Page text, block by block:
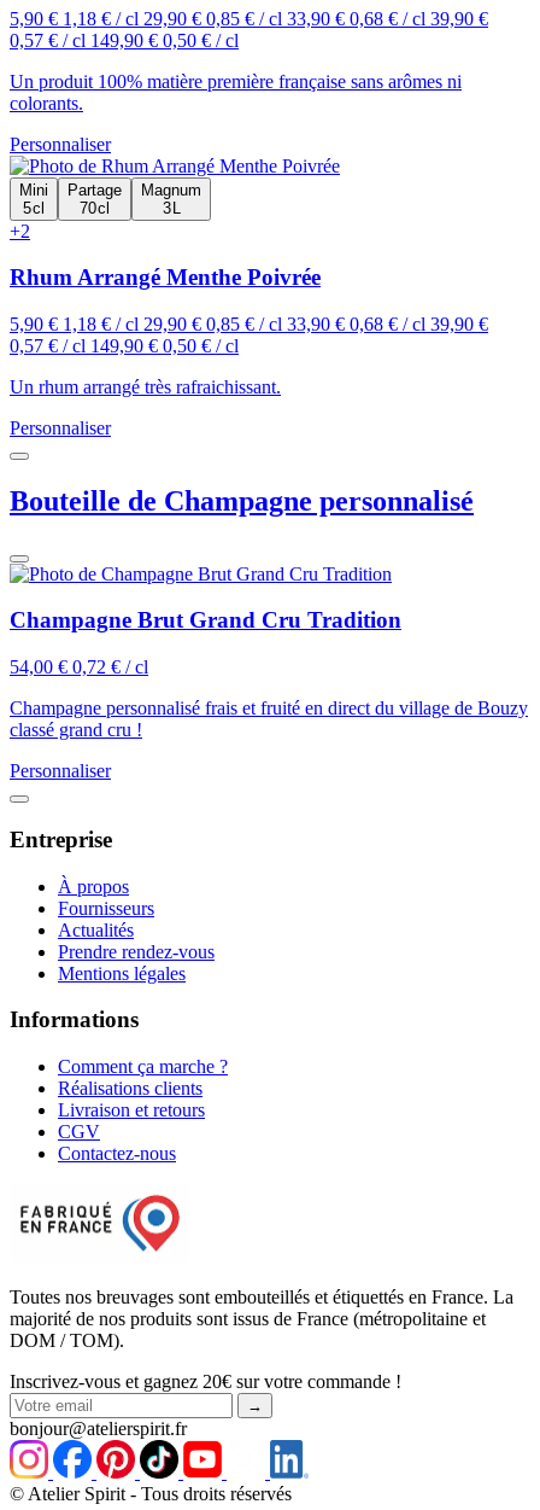
5,90 € 1,18 € / cl 29,90 € 0,85 € / cl 33,90 € 0,68 € / cl 39,90 €
0,57 € / cl 149,90 € 0,50 € / cl
Un produit 100% matière première française sans arômes ni
colorants.
Personnaliser
Mini
5 cl
Partage
70 cl
Magnum
3 L
+2
Rhum Arrangé Menthe Poivrée
5,90 € 1,18 € / cl 29,90 € 0,85 € / cl 33,90 € 0,68 € / cl 39,90 €
0,57 € / cl 149,90 € 0,50 € / cl
Un rhum arrangé très rafraichissant.
Personnaliser
Bouteille de Champagne personnalisé
Champagne Brut Grand Cru Tradition
54,00 € 0,72 € / cl
Champagne personnalisé frais et fruité en direct du village de Bouzy
classé grand cru !
Personnaliser
Entreprise
À propos
Fournisseurs
Actualités
Prendre rendez-vous
Mentions légales
Informations
Comment ça marche ?
Réalisations clients
Livraison et retours
CGV
Contactez-nous
Toutes nos breuvages sont embouteillés et étiquettés en France. La
majorité de nos produits sont issus de France (métropolitaine et
DOM / TOM).
Inscrivez-vous et gagnez 20€ sur votre commande !
→
bonjour@atelierspirit.fr
© Atelier Spirit - Tous droits réservés